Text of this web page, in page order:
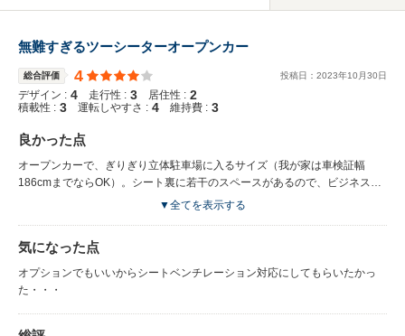
無難すぎるツーシーターオープンカー
総合評価 4 投稿日： 2023年10 月30日
デザイン : 4 走行性 : 3 居住性 : 2
積載性 : 3 運転しやすさ : 4 維持費 : 3
良かった点
オープンカーで、ぎりぎり立体駐車場に入るサイズ（我が家は車検証幅
186cmまでならOK）。シート裏に若干のスペースがあるので、ビジネスバ
ッグくらいならおけるかも。 あと、このジャンルの車なのに、先進設備が
してTOYOTAのスープラやMORGANのプラスシックスが有名ですが、スー
プラよりも内装のデザイン（システム）が新しく、屋根が空いて、さらに
BMWのエンブレムが付いてくるので、なんとなくお手頃価格な気がしま
▼全てを表示する
気になった点
オプションでもいいからシートベンチレーション対応にしてもらいたかっ
た・・・